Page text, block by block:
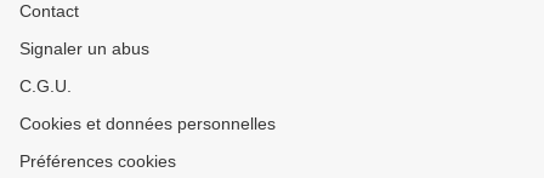
Contact
Signaler un abus
C.G.U.
Cookies et données personnelles
Préférences cookies